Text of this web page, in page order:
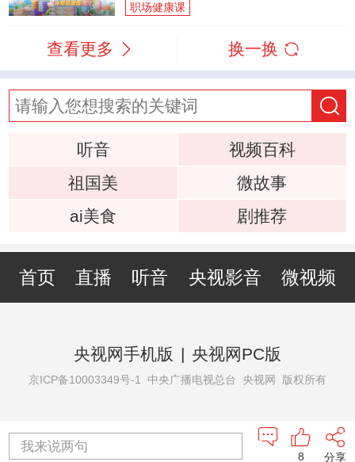
职场健康课
查看更多 换一换
听音
视频百科
祖国美
微故事
ai美食
剧推荐
首页 直播 听音 央视影音 微视频
央视网手机版 | 央视网PC版
京ICP备10003349号-1 中央广播电视总台 央视网 版权所有
我来说两句
分享
8